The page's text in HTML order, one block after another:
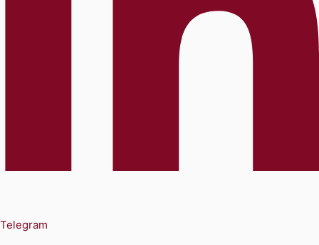
Telegram